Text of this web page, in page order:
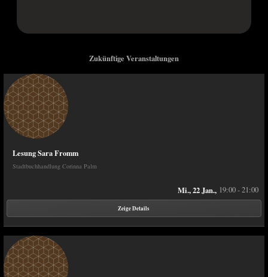
Zukünftige Veranstaltungen
Lesung Sara Fromm
Stadtbuchhandlung Corinna Palm
Mi., 22 Jan., 19:00 - 21:00
Zeige Details